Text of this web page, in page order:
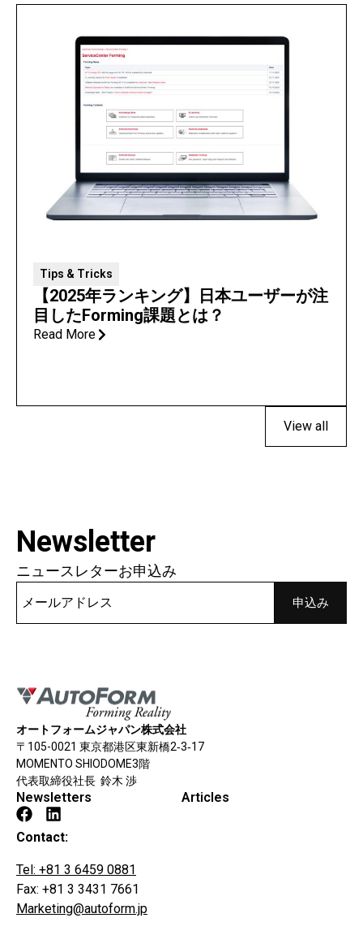
Tips & Tricks
【2025年ランキング】日本ユーザーが注
目したForming課題とは？
Read More
View all
Newsletter
ニュースレターお申込み
オートフォームジャパン株式会社
〒105-0021 東京都港区東新橋2‐3‐17
MOMENTO SHIODOME3階
代表取締役社長 鈴木 渉
Newsletters Articles
Contact:
Tel: +81 3 6459 0881
Fax: +81 3 3431 7661
Marketing@autoform.jp